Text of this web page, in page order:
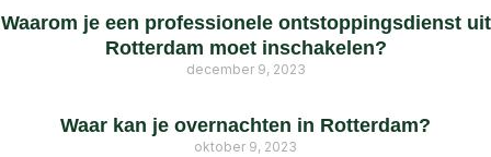
Waarom je een professionele ontstoppingsdienst uit
Rotterdam moet inschakelen?
december 9, 2023
Waar kan je overnachten in Rotterdam?
oktober 9, 2023